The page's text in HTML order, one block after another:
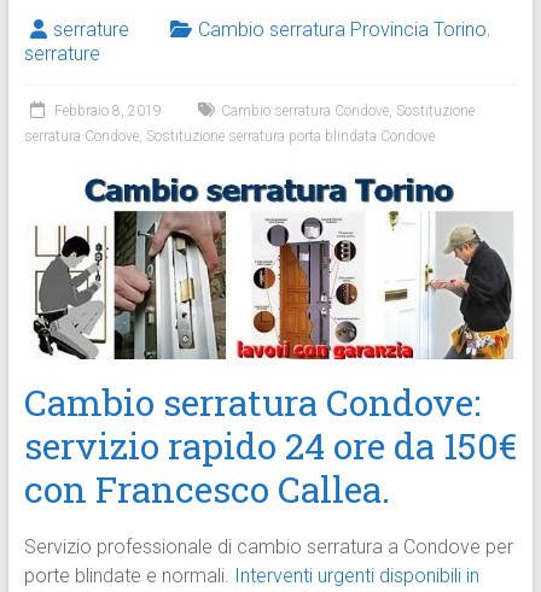
serrature Cambio serratura Provincia Torino,
serrature
Febbraio 8, 2019 Cambio serratura Condove, Sostituzione
serratura Condove, Sostituzione serratura porta blindata Condove
Cambio serratura Condove:
servizio rapido 24 ore da 150€
con Francesco Callea.
Servizio professionale di cambio serratura a Condove per
porte blindate e normali. Interventi urgenti disponibili in